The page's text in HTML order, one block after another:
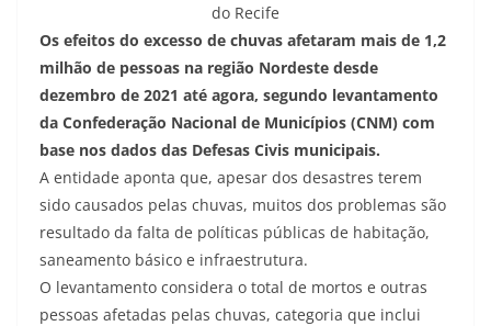
do Recife
Os efeitos do excesso de chuvas afetaram mais de 1,2
milhão de pessoas na região Nordeste desde
dezembro de 2021 até agora, segundo levantamento
da Confederação Nacional de Municípios (CNM) com
base nos dados das Defesas Civis municipais.
A entidade aponta que, apesar dos desastres terem
sido causados pelas chuvas, muitos dos problemas são
resultado da falta de políticas públicas de habitação,
saneamento básico e infraestrutura.
O levantamento considera o total de mortos e outras
pessoas afetadas pelas chuvas, categoria que inclui